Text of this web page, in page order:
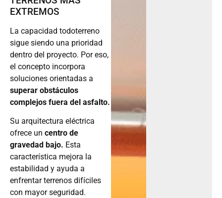
EXTREMOS
La capacidad todoterreno
sigue siendo una prioridad
dentro del proyecto. Por eso,
el concepto incorpora
soluciones orientadas a
superar obstáculos
complejos fuera del asfalto.
Su arquitectura eléctrica
ofrece un centro de
gravedad bajo. Esta
característica mejora la
estabilidad y ayuda a
enfrentar terrenos difíciles
con mayor seguridad.